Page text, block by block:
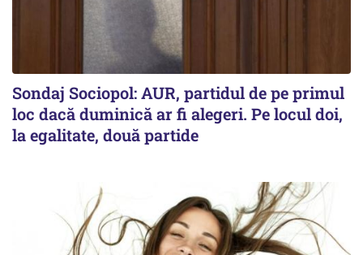
Sondaj Sociopol: AUR, partidul de pe primul
loc dacă duminică ar fi alegeri. Pe locul doi,
la egalitate, două partide